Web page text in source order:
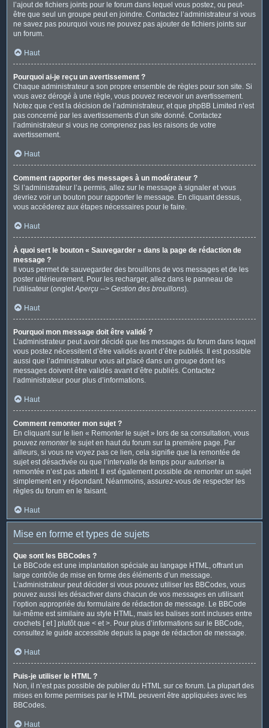
l’ajout de fichiers joints pour le forum dans lequel vous postez, ou peut-
être que seul un groupe peut en joindre. Contactez l’administrateur si vous
ne savez pas pourquoi vous ne pouvez pas ajouter de fichiers joints sur
un forum.
Haut
Pourquoi ai-je reçu un avertissement ?
Chaque administrateur a son propre ensemble de règles pour son site. Si
vous avez dérogé à une règle, vous pouvez recevoir un avertissement.
Notez que c’est la décision de l’administrateur, et que phpBB Limited n’est
pas concerné par les avertissements d’un site donné. Contactez
l’administrateur si vous ne comprenez pas les raisons de votre
avertissement.
Haut
Comment rapporter des messages à un modérateur ?
Si l’administrateur l’a permis, allez sur le message à signaler et vous
devriez voir un bouton pour rapporter le message. En cliquant dessus,
vous accéderez aux étapes nécessaires pour le faire.
Haut
À quoi sert le bouton « Sauvegarder » dans la page de rédaction de
message ?
Il vous permet de sauvegarder des brouillons de vos messages et de les
poster ultérieurement. Pour les recharger, allez dans le panneau de
l’utilisateur (ongletAperçu --> Gestion des brouillons).
Haut
Pourquoi mon message doit être validé ?
L’administrateur peut avoir décidé que les messages du forum dans lequel
vous postez nécessitent d’être validés avant d’être publiés. Il est possible
aussi que l’administrateur vous ait placé dans un groupe dont les
messages doivent être validés avant d’être publiés. Contactez
l’administrateur pour plus d’informations.
Haut
Comment remonter mon sujet ?
En cliquant sur le lien « Remonter le sujet » lors de sa consultation, vous
pouvez remonterle sujet en haut du forum sur la première page. Par
ailleurs, si vous ne voyez pas ce lien, cela signifie que la remontée de
sujet est désactivée ou que l’intervalle de temps pour autoriser la
remontée n’est pas atteint. Il est également possible de remonter un sujet
simplement en y répondant. Néanmoins, assurez-vous de respecter les
règles du forum en le faisant.
Haut
Mise en forme et types de sujets
Que sont les BBCodes ?
Le BBCode est une implantation spéciale au langage HTML, offrant un
large contrôle de mise en forme des éléments d’un message.
L’administrateur peut décider si vous pouvez utiliser les BBCodes, vous
pouvez aussi les désactiver dans chacun de vos messages en utilisant
l’option appropriée du formulaire de rédaction de message. Le BBCode
lui-même est similaire au style HTML, mais les balises sont incluses entre
crochets [ et ] plutôt que < et >. Pour plus d’informations sur le BBCode,
consultez le guide accessible depuis la page de rédaction de message.
Haut
Puis-je utiliser le HTML ?
Non, il n’est pas possible de publier du HTML sur ce forum. La plupart des
mises en forme permises par le HTML peuvent être appliquées avec les
BBCodes.
Haut